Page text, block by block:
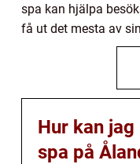
spa kan hjälpa
få ut det mesta av
Hur kan
spa på